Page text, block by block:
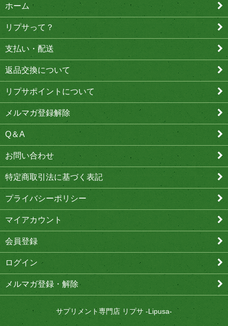
ホーム
リプサって？
支払い・配送
返品交換について
リプサポイントについて
メルマガ登録解除
Q＆A
お問い合わせ
特定商取引法に基づく表記
プライバシーポリシー
マイアカウント
会員登録
ログイン
メルマガ登録・解除
サプリメント専門店 リプサ -Lipusa-